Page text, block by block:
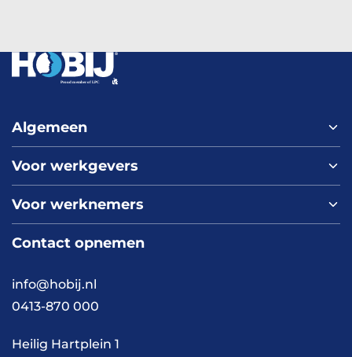
Algemeen
Home
Over ons
Werken bij HOBIJ
Contact
Voor werkgevers
Nieuws
Blog
Academy
Cases
Voor werknemers
Vacaturepagina
Werken en wonen
Kennis en inspiratie
Contact opnemen
info@hobij.nl
0413-870 000
Heilig Hartplein 1